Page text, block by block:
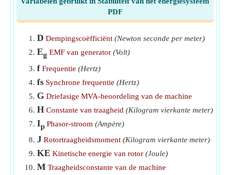
Opruimtijd ​Gaan
Rotorversnelling ​Gaan
Snelheid van synchrone machine ​Gaan
Synchrone kracht van krachthoekcurve
Tijdconstante in stabiliteit van het energiesysteem
Traagheidsconstante van de machine
Traagheidsmoment van de machine onder stabiliteit van
het energiesysteem
Uitgangsvermogen van generator onder stabiliteit van het
stroomsysteem
Verliesloos vermogen geleverd in synchrone machine
PDF
D Dempingscoëfficiënt (Newton seconde per meter)
Eg EMF van generator (Volt)
f Frequentie (Hertz)
fs Synchrone frequentie (Hertz)
G Driefasige MVA-beoordeling van de machine
H Constante van traagheid (Kilogram vierkante meter)
Ip Phasor-stroom (Ampère)
J Rotortraagheidsmoment (Kilogram vierkante meter)
KE Kinetische energie van rotor (Joule)
M Traagheidsconstante van de machine